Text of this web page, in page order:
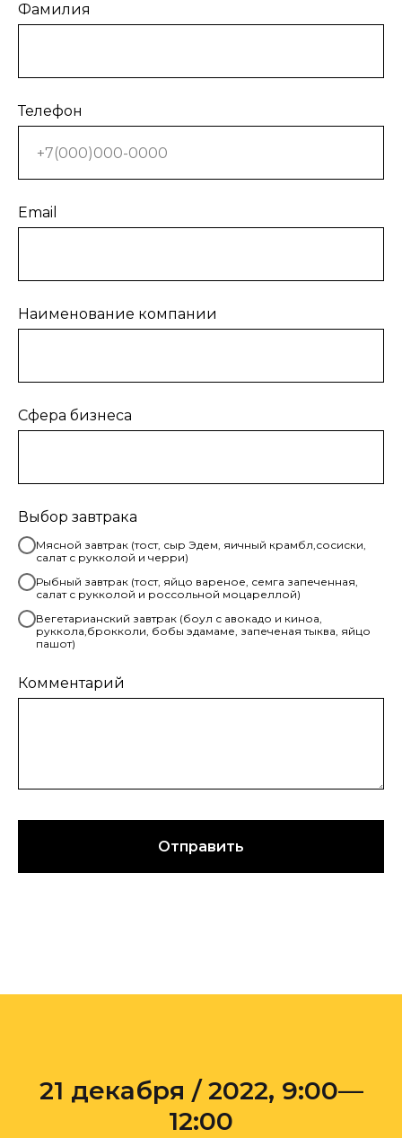
Фамилия
Телефон
Email
Наименование компании
Сфера бизнеса
Выбор завтрака
Мясной завтрак (тост, сыр Эдем, яичный крамбл,сосиски,
салат с рукколой и черри)
Рыбный завтрак (тост, яйцо вареное, семга запеченная,
салат с рукколой и россольной моцареллой)
Вегетарианский завтрак (боул с авокадо и киноа,
руккола,брокколи, бобы эдамаме, запеченая тыква, яйцо
пашот)
Комментарий
Отправить
21 декабря / 2022, 9:00—
12:00
обмен опытом - на наших медиаресурсах.